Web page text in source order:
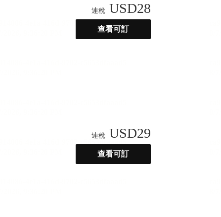
連稅 USD28
查看可訂
連稅 USD29
查看可訂